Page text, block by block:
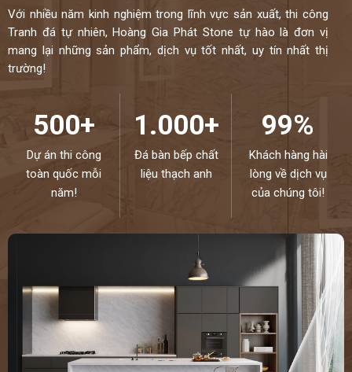
Với nhiều năm kinh nghiệm trong lĩnh vực sản xuất, thi công
Tranh đá tự nhiên, Hoàng Gia Phát Stone tự hào là đơn vị
mang lại những sản phẩm, dịch vụ tốt nhất, uy tín nhất thị
trường!
500+
Dự án thi công
toàn quốc mỗi
năm!
1.000+
Đá bàn bếp chất
liệu thạch anh
99%
Khách hàng hài
lòng về dịch vụ
của chúng tôi!